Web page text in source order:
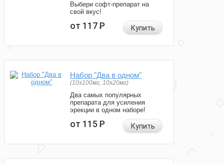
Выбери софт-препарат на
свой вкус!
от 117Р Купить
Набор "Два в одном"
(10x100мг, 10x20мг)
Два самых популярных
препарата для усиления
эрекции в одном наборе!
от 115Р Купить